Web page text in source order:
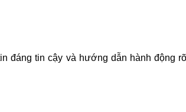
đáng tin cậy và hướng dẫn hành động rõ